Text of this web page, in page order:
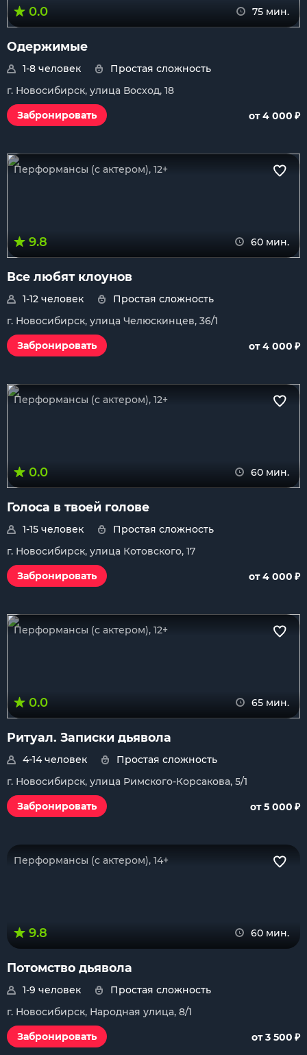
0.0 75 мин.
Одержимые
1-8 человек
Простая сложность
г. Новосибирск, улица Восход, 18
Забронировать
от 4 000 ₽
Перформансы (с актером), 12+
9.8 60 мин.
Все любят клоунов
1-12 человек
Простая сложность
г. Новосибирск, улица Челюскинцев, 36/1
Забронировать
от 4 000 ₽
Перформансы (с актером), 12+
0.0 60 мин.
Голоса в твоей голове
1-15 человек
Простая сложность
г. Новосибирск, улица Котовского, 17
Забронировать
от 4 000 ₽
Перформансы (с актером), 12+
0.0 65 мин.
Ритуал. Записки дьявола
4-14 человек
Простая сложность
г. Новосибирск, улица Римского-Корсакова, 5/1
Забронировать
от 5 000 ₽
Перформансы (с актером), 14+
9.8 60 мин.
Потомство дьявола
1-9 человек
Простая сложность
г. Новосибирск, Народная улица, 8/1
Забронировать
от 3 500 ₽